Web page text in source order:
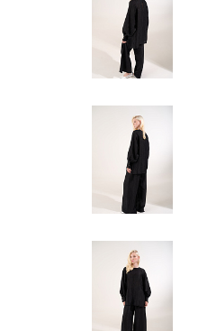
Кардиганы
Футболки
Комбинезоны
Аксессуары